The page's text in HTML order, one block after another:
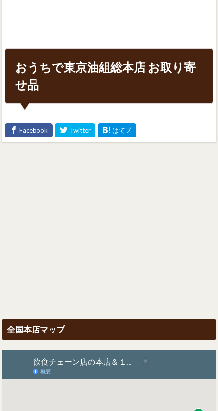
おうちで東京油組総本店 お取り寄
せ品
全国本店マップ